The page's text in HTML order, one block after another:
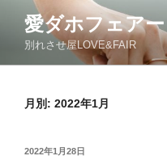
ン
愛ダホフェアー
別れさせ屋LOVE&FAIR
月別: 2022年1月
投
2022年1月28日